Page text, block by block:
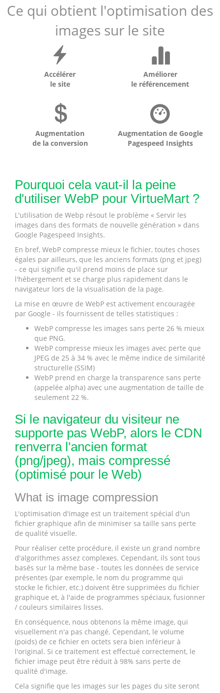
Ce qui obtient l'optimisation des
images sur le site
Accélérer
le site
Améliorer
le référencement
Augmentation
de la conversion
Augmentation de Google
Pagespeed Insights
Pourquoi cela vaut-il la peine
d'utiliser WebP pour VirtueMart ?
L'utilisation de Webp résout le problème « Servir les
images dans des formats de nouvelle génération » dans
Google Pagespeed Insights.
En bref, WebP compresse mieux le fichier, toutes choses
égales par ailleurs, que les anciens formats (png et jpeg)
- ce qui signifie qu'il prend moins de place sur
l'hébergement et se charge plus rapidement dans le
navigateur lors de la visualisation de la page.
La mise en œuvre de WebP est activement encouragée
par Google - ils fournissent de telles statistiques :
WebP compresse les images sans perte 26 % mieux
que PNG.
WebP compresse mieux les images avec perte que
JPEG de 25 à 34 % avec le même indice de similarité
structurelle (SSIM)
WebP prend en charge la transparence sans perte
(appelée alpha) avec une augmentation de taille de
seulement 22 %.
Si le navigateur du visiteur ne
supporte pas WebP, alors le CDN
renverra l'ancien format
(png/jpeg), mais compressé
(optimisé pour le Web)
What is image compression
L'optimisation d'image est un traitement spécial d'un
fichier graphique afin de minimiser sa taille sans perte
de qualité visuelle.
Pour réaliser cette procédure, il existe un grand nombre
d'algorithmes assez complexes. Cependant, ils sont tous
basés sur la même base - toutes les données de service
présentes (par exemple, le nom du programme qui
stocke le fichier, etc.) doivent être supprimées du fichier
graphique et, à l'aide de programmes spéciaux, fusionner
/ couleurs similaires lisses.
En conséquence, nous obtenons la même image, qui
visuellement n'a pas changé. Cependant, le volume
(poids) de ce fichier en octets sera bien inférieur à
l'original. Si ce traitement est effectué correctement, le
fichier image peut être réduit à 98% sans perte de
qualité d'image.
Cela signifie que les images sur les pages du site seront